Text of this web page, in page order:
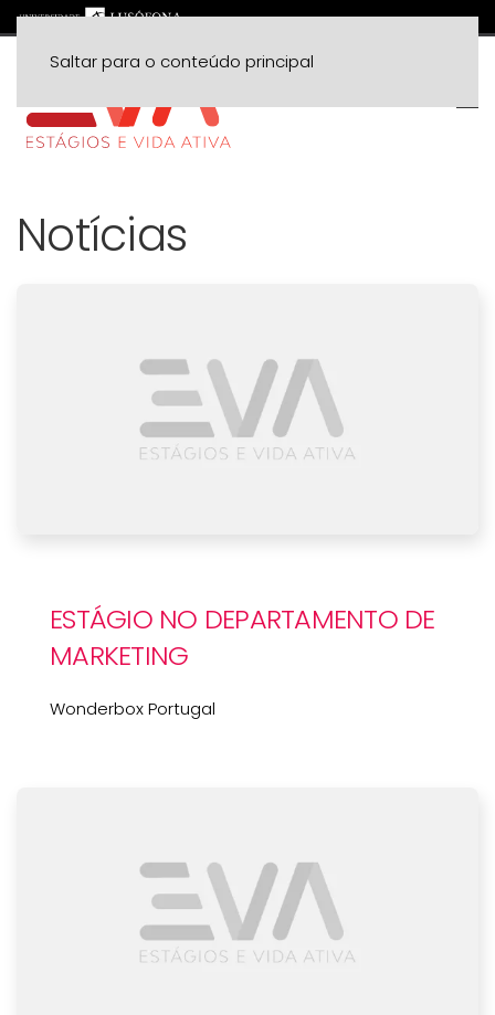
Saltar para o conteúdo principal
Notícias
ESTÁGIO NO DEPARTAMENTO DE
MARKETING
Wonderbox Portugal